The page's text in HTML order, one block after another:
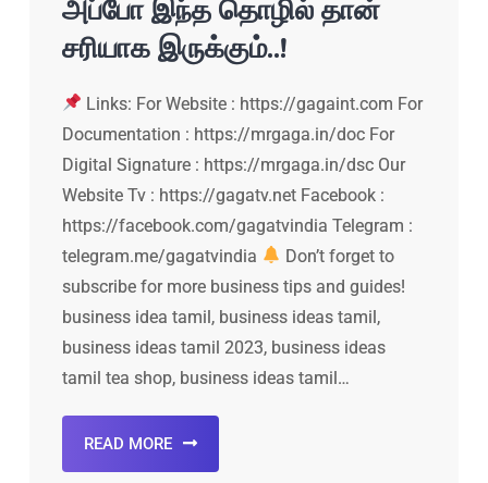
அப்போ இந்த தொழில் தான்
சரியாக இருக்கும்..!
Links: For Website : https://gagaint.com For
Documentation : https://mrgaga.in/doc For
Digital Signature : https://mrgaga.in/dsc Our
Website Tv : https://gagatv.net Facebook :
https://facebook.com/gagatvindia Telegram :
telegram.me/gagatvindia
Don’t forget to
subscribe for more business tips and guides!
business idea tamil, business ideas tamil,
business ideas tamil 2023, business ideas
tamil tea shop, business ideas tamil…
READ MORE